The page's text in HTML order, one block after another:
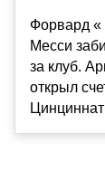
Форвард
Месси
за клуб.
открыл